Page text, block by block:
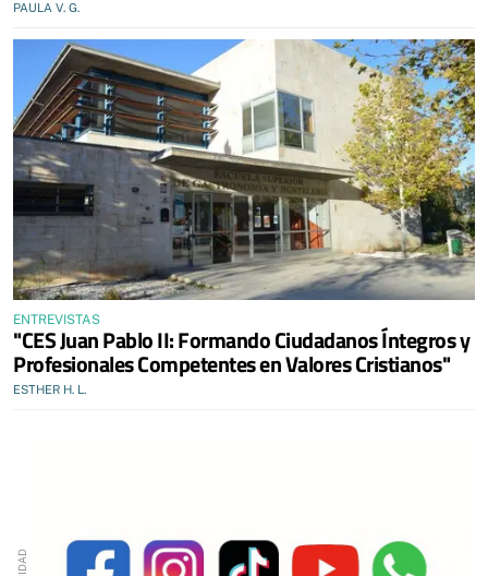
PAULA V. G.
ENTREVISTAS
"CES Juan Pablo II: Formando Ciudadanos Íntegros y
Profesionales Competentes en Valores Cristianos"
ESTHER H. L.